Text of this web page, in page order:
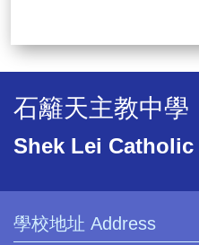
石籬天主教中學
Shek Lei
學校地址 Address